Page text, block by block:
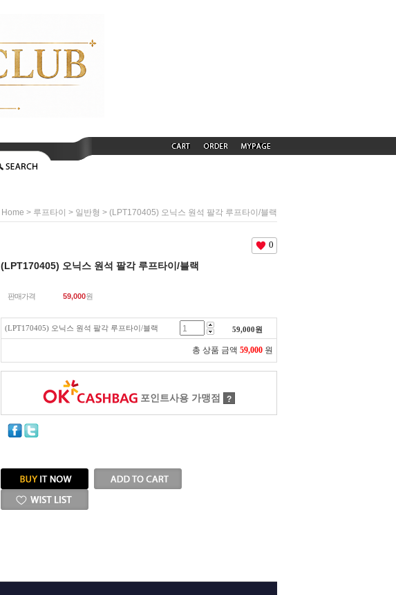
Home > 루프타이 > 일반형 > (LPT170405) 오닉스 원석 팔각 루프타이/블랙
0
(LPT170405) 오닉스 원석 팔각 루프타이/블랙
판매가격 59,000원
(LPT170405) 오닉스 원석 팔각 루프타이/블랙 59,000원
총 상품 금액 59,000 원
포인트사용 가맹점 ?